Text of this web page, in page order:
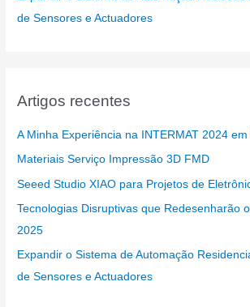
de Sensores e Actuadores
Artigos recentes
A Minha Experiência na INTERMAT 2024 em
Materiais Serviço Impressão 3D FMD
Seeed Studio XIAO para Projetos de
Tecnologias Disruptivas que Redesenharão
2025
Expandir o Sistema de Automação
de Sensores e Actuadores